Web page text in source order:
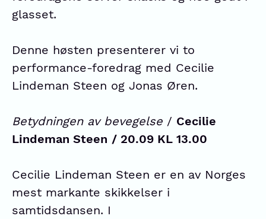
glasset.
Denne høsten presenterer vi to
performance-foredrag med Cecilie
Lindeman Steen og Jonas Øren.
Betydningen av bevegelse / Cecilie
Lindeman Steen / 20.09 KL 13.00
Cecilie Lindeman Steen er en av Norges
mest markante skikkelser i
samtidsdansen. I